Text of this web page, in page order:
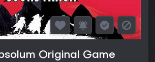
Original Game